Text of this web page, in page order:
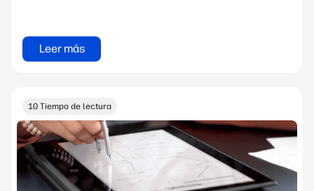
Leer más
10 Tiempo de lectura